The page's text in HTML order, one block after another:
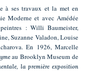
à ses travaux et la met en
Moderne et avec Amédée
: Willi Baumeister,
Suzanne Valadon, Louise
En 1926, Marcelle
au Brooklyn Museum de
la première exposition